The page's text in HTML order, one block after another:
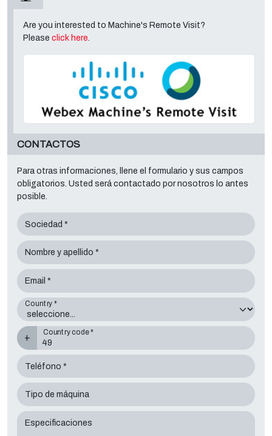
Are you interested to Machine's Remote Visit?
Please click here.
CONTACTOS
Para otras informaciones, llene el formulario y sus campos
obligatorios. Usted será contactado por nosotros lo antes
posible.
Sociedad *
Nombre y apellido *
Email *
Country *
+
Country code *
Teléfono *
Tipo de máquina
Especificaciones